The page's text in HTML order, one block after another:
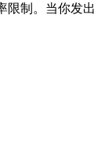
限制。当你